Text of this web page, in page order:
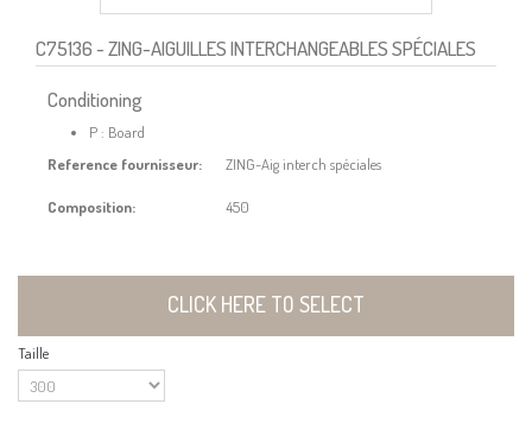
C75136- ZING-AIGUILLES INTERCHANGEABLES SPÉCIALES
Conditioning
P : Board
Reference fournisseur:
ZING-Aig interch spéciales
Composition: 450
CLICK HERE TO SELECT
Taille